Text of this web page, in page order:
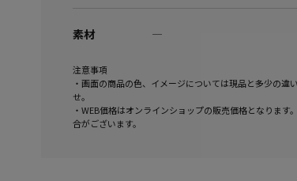
素材 ―
注意事項
・画面の商品の色、イメージについては現品と多少の
せ。
・WEB価格はオンラインショップの販売価格となりま
合がございます。